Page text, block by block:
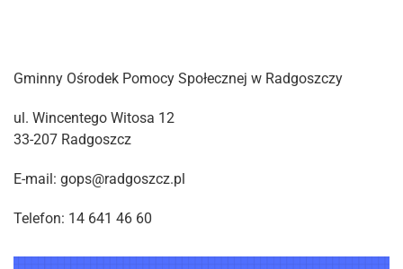
Gminny Ośrodek Pomocy Społecznej w Radgoszczy
ul. Wincentego Witosa 12
33-207 Radgoszcz
E-mail: gops@radgoszcz.pl
Telefon: 14 641 46 60